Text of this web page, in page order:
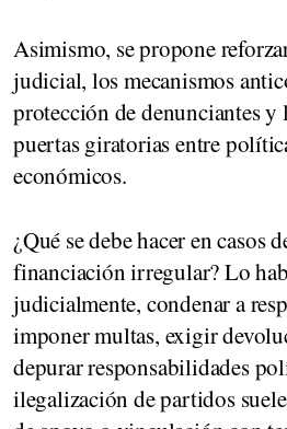
Asimismo, se propone
judicial, los mecanismos
protección de denunciantes y
puertas giratoriasentre
económicos.
¿Qué se debe hacer en casos
financiación irregular?Lo
judicialmente, condenar a
imponer multas, exigir
depurar responsabilidades
ilegalización de partidos suele